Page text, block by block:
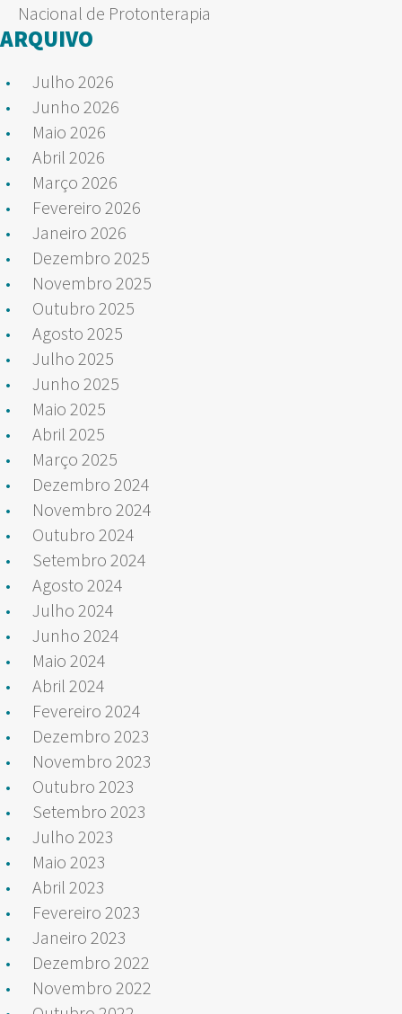
Nacional de Protonterapia
ARQUIVO
Julho 2026
Junho 2026
Maio 2026
Abril 2026
Março 2026
Fevereiro 2026
Janeiro 2026
Dezembro 2025
Novembro 2025
Outubro 2025
Agosto 2025
Julho 2025
Junho 2025
Maio 2025
Abril 2025
Março 2025
Dezembro 2024
Novembro 2024
Outubro 2024
Setembro 2024
Agosto 2024
Julho 2024
Junho 2024
Maio 2024
Abril 2024
Fevereiro 2024
Dezembro 2023
Novembro 2023
Outubro 2023
Setembro 2023
Julho 2023
Maio 2023
Abril 2023
Fevereiro 2023
Janeiro 2023
Dezembro 2022
Novembro 2022